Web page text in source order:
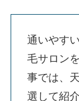
通いやす
毛サロン
事では、
選して紹